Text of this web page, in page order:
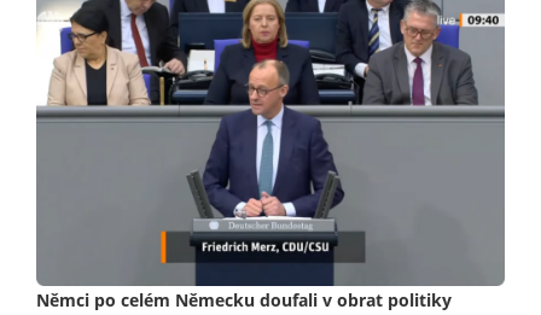
Němci po celém Německu doufali v obrat politiky